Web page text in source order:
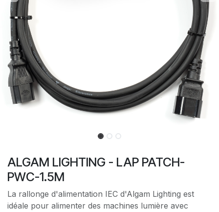
ALGAM LIGHTING - LAP PATCH-
PWC-1.5M
La rallonge d'alimentation IEC d'Algam Lighting est
idéale pour alimenter des machines lumière avec